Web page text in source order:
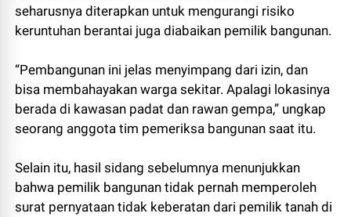
seharusnya diterapkan untuk mengurangi risiko
keruntuhan berantai juga diabaikan pemilik bangunan.
“Pembangunan ini jelas menyimpang dari izin, dan
bisa membahayakan warga sekitar. Apalagi lokasinya
berada di kawasan padat dan rawan gempa,” ungkap
seorang anggota tim pemeriksa bangunan saat itu.
Selain itu, hasil sidang sebelumnya menunjukkan
bahwa pemilik bangunan tidak pernah memperoleh
surat pernyataan tidak keberatan dari pemilik tanah di